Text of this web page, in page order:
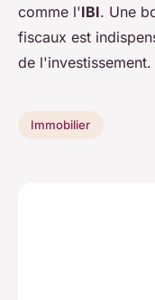
comme l'IBI. Une
fiscaux est
de l'investissement.
Immobilier